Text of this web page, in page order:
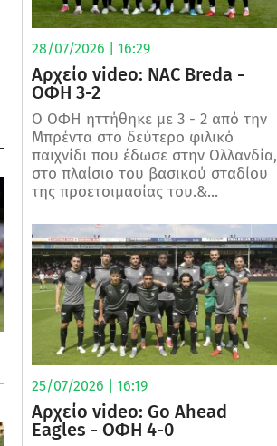
28/07/2026 | 16:29
Αρχείο video: NAC Breda -
ΟΦΗ 3-2
Ο ΟΦΗ ηττήθηκε με 3 - 2 από την
Μπρέντα στο δεύτερο φιλικό
παιχνίδι που έδωσε στην Ολλανδία,
στο πλαίσιο του βασικού σταδίου
της προετοιμασίας του.&...
25/07/2026 | 16:19
Αρχείο video: Go Ahead
Eagles - ΟΦΗ 4-0